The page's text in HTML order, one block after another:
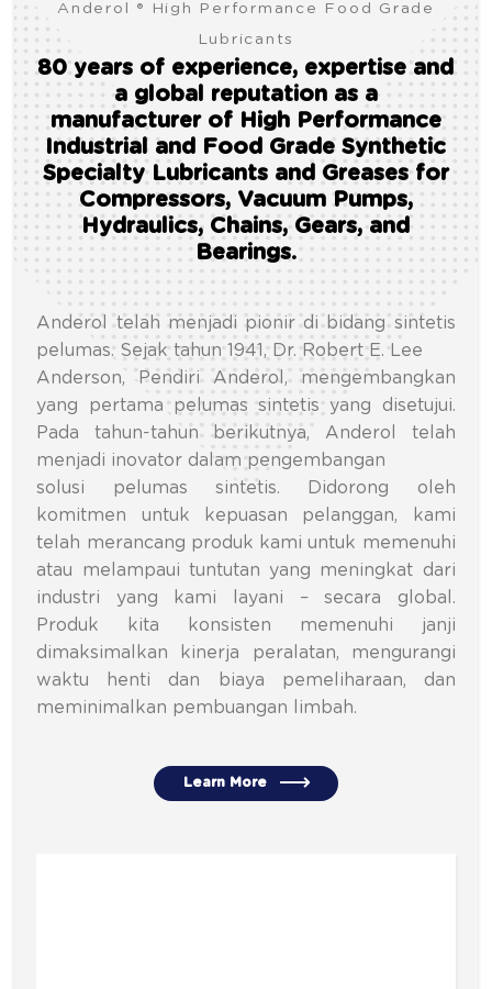
Anderol ® High Performance Food Grade
Lubricants
80 years of experience, expertise and
a global reputation as a
manufacturer of High Performance
Industrial and Food Grade Synthetic
Specialty Lubricants and Greases for
Compressors, Vacuum Pumps,
Hydraulics, Chains, Gears, and
Bearings.
Anderol telah menjadi pionir di bidang sintetis
pelumas. Sejak tahun 1941, Dr. Robert E. Lee
Anderson, Pendiri Anderol, mengembangkan
yang pertama pelumas sintetis yang disetujui.
Pada tahun-tahun berikutnya, Anderol telah
menjadi inovator dalam pengembangan
solusi pelumas sintetis. Didorong oleh
komitmen untuk kepuasan pelanggan, kami
telah merancang produk kami untuk memenuhi
atau melampaui tuntutan yang meningkat dari
industri yang kami layani – secara global.
Produk kita konsisten memenuhi janji
dimaksimalkan kinerja peralatan, mengurangi
waktu henti dan biaya pemeliharaan, dan
meminimalkan pembuangan limbah.
Learn More